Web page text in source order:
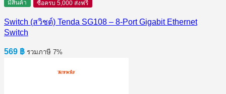
มีสินค้า ซื้อครบ 5,000 ส่งฟรี
Switch (สวิชต์) Tenda SG108 – 8-Port Gigabit Ethernet
Switch
569 ฿ รวมภาษี 7%